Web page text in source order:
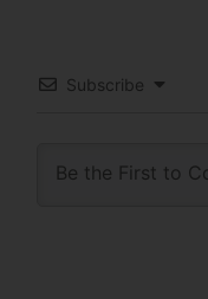
Subscribe